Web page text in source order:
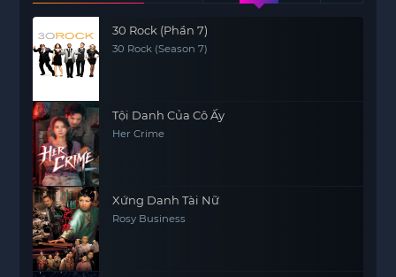
30 Rock (Phần 7)
30 Rock (Season 7)
Tội Danh Của Cô Ấy
Her Crime
Xứng Danh Tài Nữ
Rosy Business